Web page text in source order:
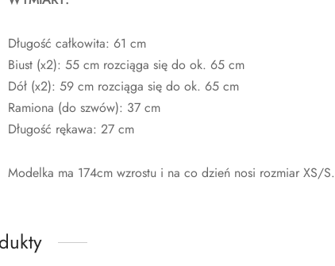
Długość całkowita: 61 cm
Biust (x2): 55 cm rozciąga się do ok. 65 cm
Dół (x2): 59 cm rozciąga się do ok. 65 cm
Ramiona (do szwów): 37 cm
Długość rękawa: 27 cm
Modelka ma 174cm wzrostu i na co dzień nosi rozmiar XS/S.